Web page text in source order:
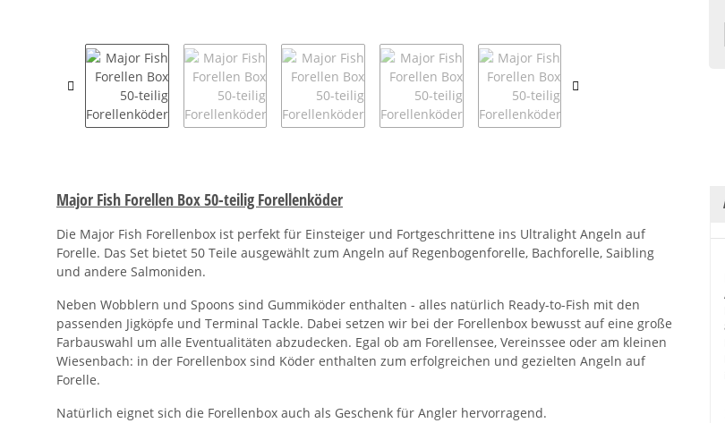
Major Fish Forellen Box 50-teilig Forellenköder
Die Major Fish Forellenbox ist perfekt für Einsteiger und Fortgeschrittene ins Ultralight Angeln auf
Forelle. Das Set bietet 50 Teile ausgewählt zum Angeln auf Regenbogenforelle, Bachforelle, Saibling
und andere Salmoniden.
Neben Wobblern und Spoons sind Gummiköder enthalten - alles natürlich Ready-to-Fish mit den
passenden Jigköpfe und Terminal Tackle. Dabei setzen wir bei der Forellenbox bewusst auf eine große
Farbauswahl um alle Eventualitäten abzudecken. Egal ob am Forellensee, Vereinssee oder am kleinen
Wiesenbach: in der Forellenbox sind Köder enthalten zum erfolgreichen und gezielten Angeln auf
Forelle.
Natürlich eignet sich die Forellenbox auch als Geschenk für Angler hervorragend.